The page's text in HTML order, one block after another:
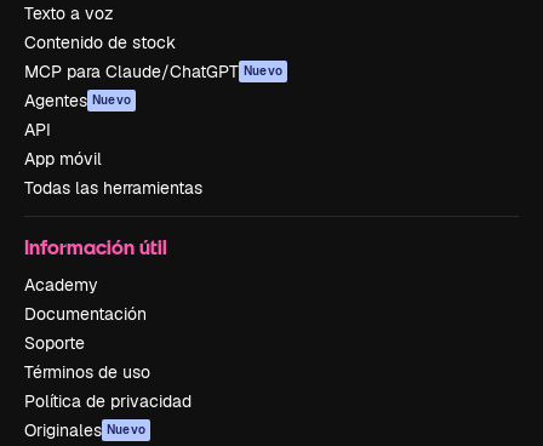
Texto a voz
Contenido de stock
MCP para Claude/ChatGPT Nuevo
Agentes Nuevo
API
App móvil
Todas las herramientas
Información útil
Academy
Documentación
Soporte
Términos de uso
Política de privacidad
Originales Nuevo